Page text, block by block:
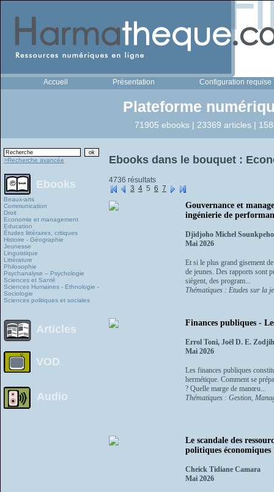
Accueil Présentation Configuration requise
Plateforme
71905 ebooks | 23369 articles |
>Recherche avancée
Ebooks
Beaux-arts
Communication
Droit
Economie et management
Education
Études littéraires, critiques
Histoire - Géographie
Jeunesse
Linguistique
Littérature
Philosophie
Psychanalyse – Psychologie
Sciences et Santé
Sciences Humaines - Ethnologie -
Sociologie
Sciences politiques et sociales
Articles
VOD
Audio
Ebooks dans le bouquet :
4736 résultats
3 4 5 6 7
Gouvernance et
ingénierie de
Djidjoho Michel
Mai 2026
Et si le plus grand gisement
de jeunes. Des rapports sont
siègent, des program...
Thématiques : Etudes sur la
Finances publiques -
Errol Toni, Joël D. E.
Mai 2026
Les finances publiques
hermétique. Comment se
? Quelle marge de manœu...
Thématiques : Gestion,
Le scandale des
politiques économiques
Cheick Tidiane Camara
Mai 2026